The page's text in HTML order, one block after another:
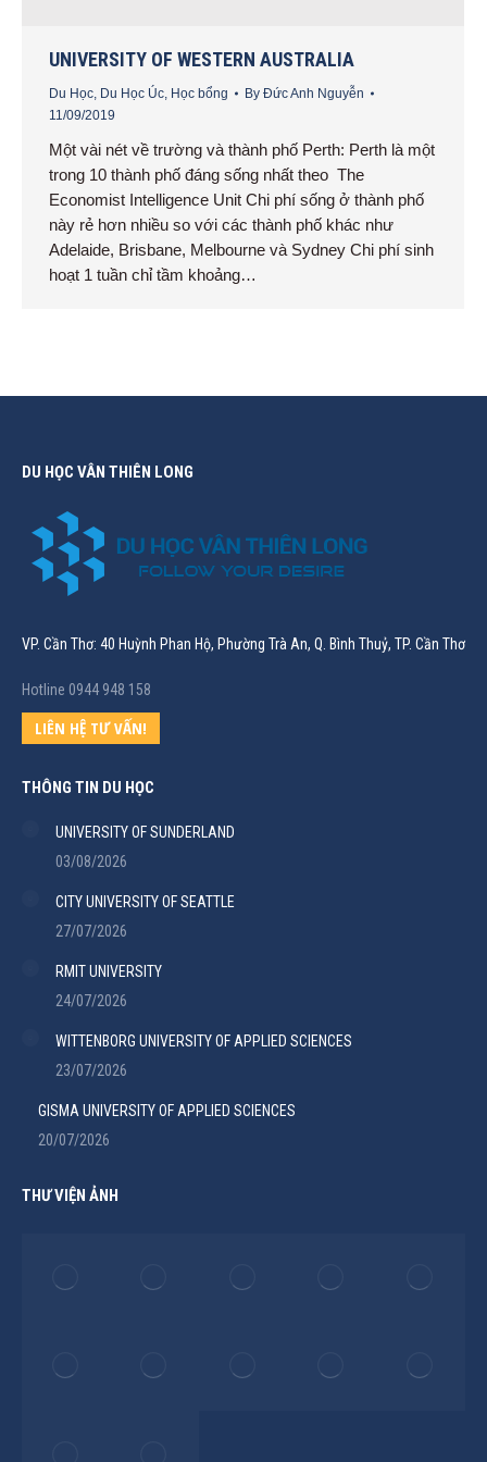
UNIVERSITY OF WESTERN AUSTRALIA
Du Học, Du Học Úc, Học bổng By Đức Anh Nguyễn
11/09/2019
Một vài nét về trường và thành phố Perth: Perth là một
trong 10 thành phố đáng sống nhất theo The
Economist Intelligence Unit Chi phí sống ở thành phố
này rẻ hơn nhiều so với các thành phố khác như
Adelaide, Brisbane, Melbourne và Sydney Chi phí sinh
hoạt 1 tuần chỉ tầm khoảng…
DU HỌC VÂN THIÊN LONG
VP. Cần Thơ: 40 Huỳnh Phan Hộ, Phường Trà An, Q. Bình Thuỷ, TP. Cần Thơ
Hotline 0944 948 158
LIÊN HỆ TƯ VẤN!
THÔNG TIN DU HỌC
UNIVERSITY OF SUNDERLAND
03/08/2026
CITY UNIVERSITY OF SEATTLE
27/07/2026
RMIT UNIVERSITY
24/07/2026
WITTENBORG UNIVERSITY OF APPLIED SCIENCES
23/07/2026
GISMA UNIVERSITY OF APPLIED SCIENCES
20/07/2026
THƯ VIỆN ẢNH